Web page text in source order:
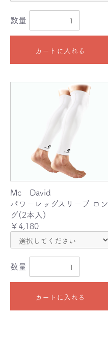
数量
カートに入れる
Mc David
パワーレッグスリーブ ロン
グ(2本入)
￥4,180
数量
カートに入れる